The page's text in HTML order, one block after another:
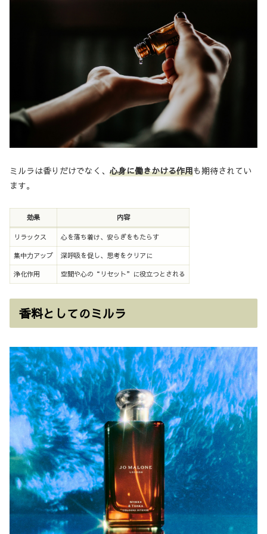
ミルラは香りだけでなく、 心身に働きかける作用も期待されてい
ます。
効果 内容
リラックス 心を落ち着け、安らぎをもたらす
集中力アップ 深呼吸を促し、思考をクリアに
浄化作用 空間や心の“リセット”に役立つとされる
香料としてのミルラ